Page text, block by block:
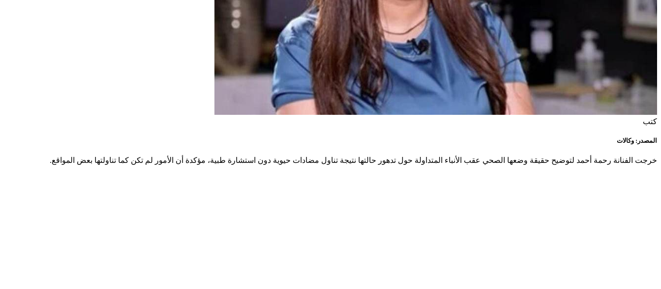
كتب
المصدر: وكالات
خرجت الفنانة رحمة أحمد لتوضيح حقيقة وضعها الصحي عقب الأنباء المتداولة حول تدهور حالتها نتيجة تناول مضادات حيوية دون استشارة طبية، مؤكدة أن الأمور لم تكن كما تناولتها بعض المواقع.